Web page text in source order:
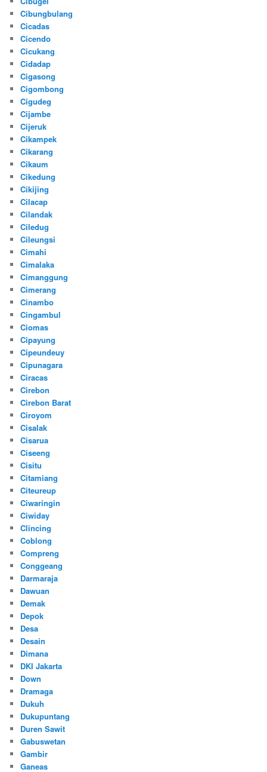
Cibungbulang
Cicadas
Cicendo
Cicukang
Cidadap
Cigasong
Cigombong
Cigudeg
Cijambe
Cijeruk
Cikampek
Cikarang
Cikaum
Cikedung
Cikijing
Cilacap
Cilandak
Ciledug
Cileungsi
Cimahi
Cimalaka
Cimanggung
Cimerang
Cinambo
Cingambul
Ciomas
Cipayung
Cipeundeuy
Cipunagara
Ciracas
Cirebon
Cirebon Barat
Ciroyom
Cisalak
Cisarua
Ciseeng
Cisitu
Citamiang
Citeureup
Ciwaringin
Ciwiday
Clincing
Coblong
Compreng
Conggeang
Darmaraja
Dawuan
Demak
Depok
Desa
Desain
Dimana
DKI Jakarta
Down
Dramaga
Dukuh
Dukupuntang
Duren Sawit
Gabuswetan
Gambir
Ganeas